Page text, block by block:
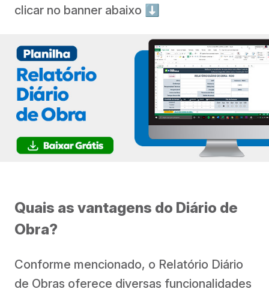
clicar no banner abaixo ⬇️
Quais as vantagens do Diário de
Obra?
Conforme mencionado, o Relatório Diário
de Obras oferece diversas funcionalidades